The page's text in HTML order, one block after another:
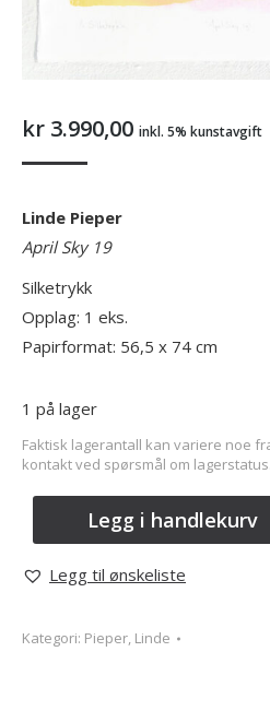
kr 3.990,00 inkl. 5% kunstavgift
Linde Pieper
April Sky 19
Silketrykk
Opplag: 1 eks.
Papirformat: 56,5 x 74 cm
1 på lager
Faktisk lagerantall kan variere noe
kontakt ved spørsmål om lagerstatus.
Legg i handlekurv
Legg til ønskeliste
Kategori: Pieper, Linde